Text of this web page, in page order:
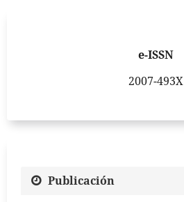
e-ISSN
2007-493X
Publicación